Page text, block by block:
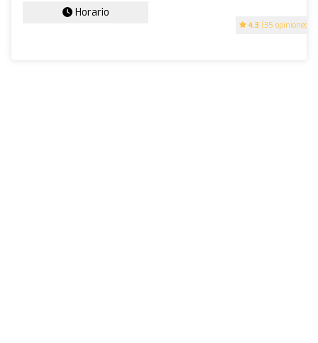
4.3 (35 opiniones)
Horario